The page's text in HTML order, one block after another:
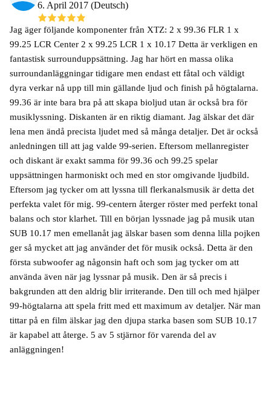
6. April 2017 (Deutsch)
Jag äger följande komponenter från XTZ: 2 x 99.36 FLR 1 x
99.25 LCR Center 2 x 99.25 LCR 1 x 10.17 Detta är verkligen en
fantastisk surrounduppsättning. Jag har hört en massa olika
surroundanläggningar tidigare men endast ett fåtal och väldigt
dyra verkar nå upp till min gällande ljud och finish på högtalarna.
99.36 är inte bara bra på att skapa bioljud utan är också bra för
musiklyssning. Diskanten är en riktig diamant. Jag älskar det där
lena men ändå precista ljudet med så många detaljer. Det är också
anledningen till att jag valde 99-serien. Eftersom mellanregister
och diskant är exakt samma för 99.36 och 99.25 spelar
uppsättningen harmoniskt och med en stor omgivande ljudbild.
Eftersom jag tycker om att lyssna till flerkanalsmusik är detta det
perfekta valet för mig. 99-centern återger röster med perfekt tonal
balans och stor klarhet. Till en början lyssnade jag på musik utan
SUB 10.17 men emellanåt jag älskar basen som denna lilla pojken
ger så mycket att jag använder det för musik också. Detta är den
första subwoofer ag någonsin haft och som jag tycker om att
använda även när jag lyssnar på musik. Den är så precis i
bakgrunden att den aldrig blir irriterande. Den till och med hjälper
99-högtalarna att spela fritt med ett maximum av detaljer. När man
tittar på en film älskar jag den djupa starka basen som SUB 10.17
är kapabel att återge. 5 av 5 stjärnor för varenda del av
anläggningen!